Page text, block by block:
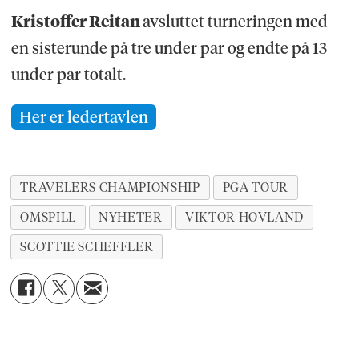
Kristoffer Reitanavsluttet turneringen med
en sisterunde på tre under par og endte på 13
under par totalt.
Her er ledertavlen
TRAVELERS CHAMPIONSHIP
PGA TOUR
OMSPILL
NYHETER
VIKTOR HOVLAND
SCOTTIE SCHEFFLER